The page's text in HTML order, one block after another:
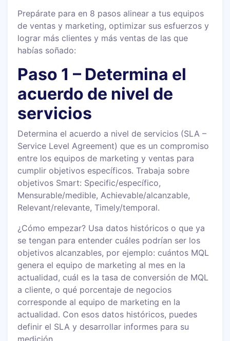
Prepárate para en 8 pasos alinear a tus equipos
de ventas y marketing, optimizar sus esfuerzos y
lograr más clientes y más ventas de las que
habías soñado:
Paso 1 – Determina el
acuerdo de nivel de
servicios
Determina el acuerdo a nivel de servicios (SLA –
Service Level Agreement) que es un compromiso
entre los equipos de marketing y ventas para
cumplir objetivos específicos. Trabaja sobre
objetivos Smart: Specific/específico,
Mensurable/medible, Achievable/alcanzable,
Relevant/relevante, Timely/temporal.
¿Cómo empezar? Usa datos históricos o que ya
se tengan para entender cuáles podrían ser los
objetivos alcanzables, por ejemplo: cuántos MQL
genera el equipo de marketing al mes en la
actualidad, cuál es la tasa de conversión de MQL
a cliente, o qué porcentaje de negocios
corresponde al equipo de marketing en la
actualidad. Con esos datos históricos, puedes
definir el SLA y desarrollar informes para su
medición.